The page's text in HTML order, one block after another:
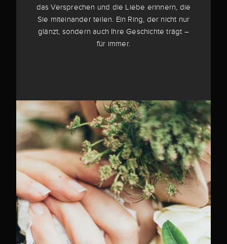
das Versprechen und die Liebe erinnern, die
Sie miteinander teilen. Ein Ring, der nicht nur
glänzt, sondern auch Ihre Geschichte trägt –
für immer.